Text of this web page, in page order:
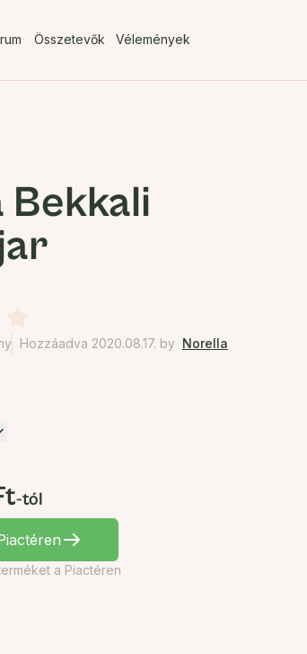
Összetevők Vélemények
Bekkali
Hozzáadva 2020.08.17. by Norella
-tól
a Piactéren